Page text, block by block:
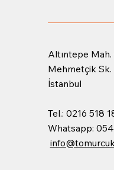
Altıntepe Mah.
Mehmetçik
İstanbul
Tel.: 0216 518
Whatsapp: